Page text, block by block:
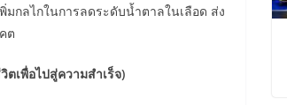
มกลไกในการลดระดับน้ำตาลในเลือด ส่ง
ต
เพื่อไปสู่ความสำเร็จ)